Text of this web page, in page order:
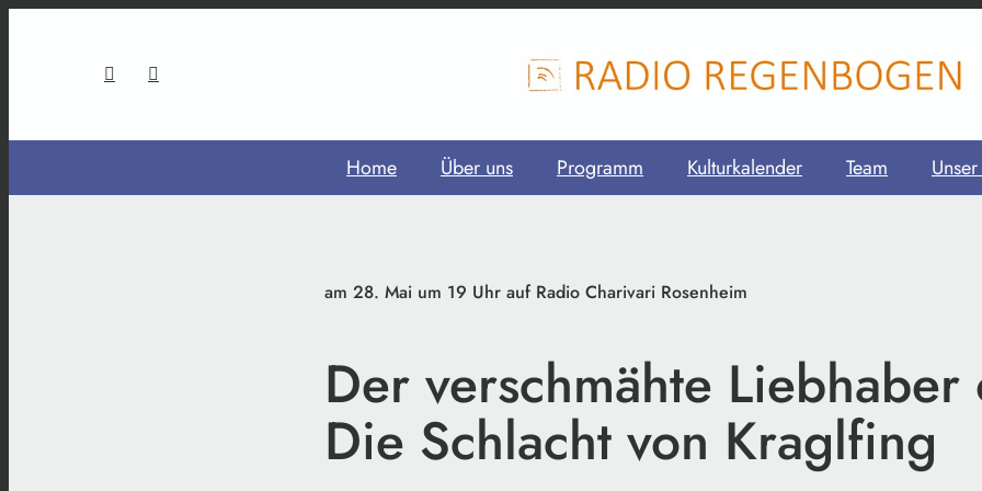
Home Über uns Programm Kulturkalender Team
am 28. Mai um 19 Uhr auf Radio Charivari Rosenheim
Der verschmähte
Die Schlacht von Kraglfing